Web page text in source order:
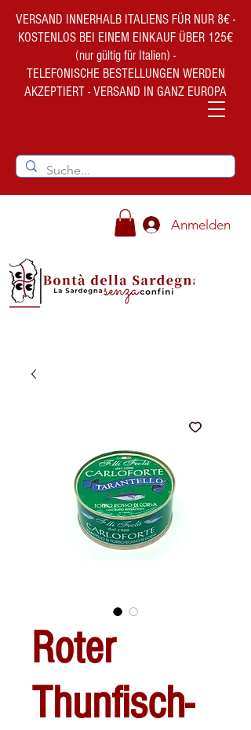
VERSAND INNERHALB ITALIENS FÜR NUR 8€ -
KOSTENLOS BEI EINEM EINKAUF ÜBER 125€
(nur gültig für Italien) -
TELEFONISCHE BESTELLUNGEN WERDEN
AKZEPTIERT - VERSAND IN GANZ EUROPA
Anmelden
Roter
Thunfisch-